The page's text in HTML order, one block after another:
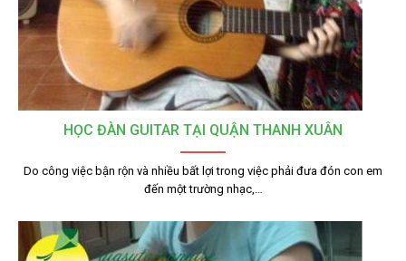
HỌC ĐÀN GUITAR TẠI QUẬN THANH XUÂN
Do công việc bận rộn và nhiều bất lợi trong việc phải đưa đón con em
đến một trường nhạc,…